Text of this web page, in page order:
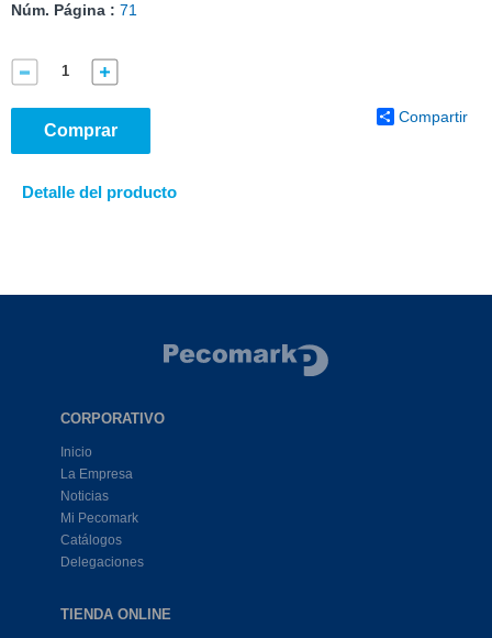
Núm. Página : 71
Comprar
Compartir
Detalle del producto
CORPORATIVO
Inicio
La Empresa
Noticias
Mi Pecomark
Catálogos
Delegaciones
TIENDA ONLINE